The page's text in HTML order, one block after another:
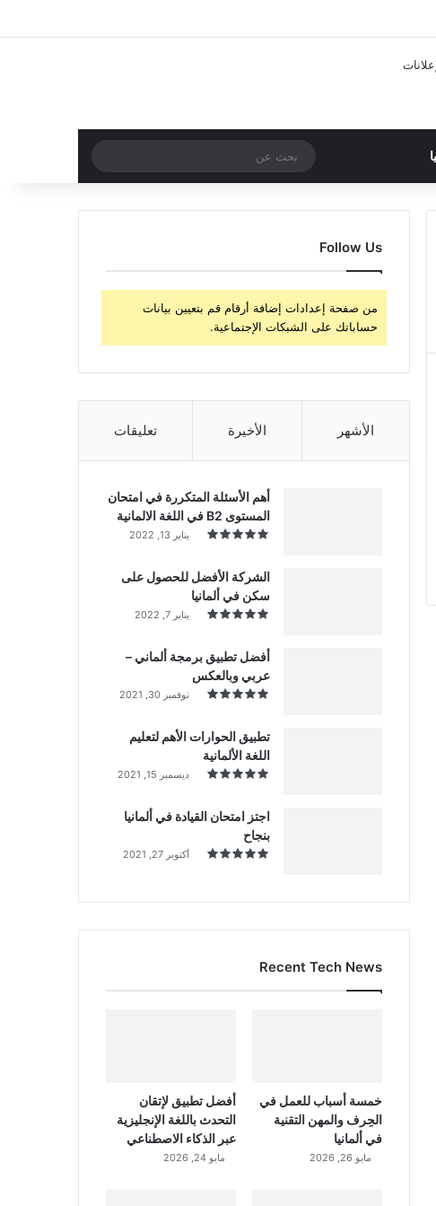
مقال عشوائي
عن
Follow Us
من صفحة إعدادات إضافة أرقام قم بتعيين بيانات
حساباتك على الشبكات الإجتماعية.
الأشهر الأخيرة تعليقات
أهم الأسئلة المتكررة في امتحان
المستوى B2 في اللغة الالمانية
يناير 13, 2022
الشركة الأفضل للحصول على
سكن في ألمانيا
يناير 7, 2022
أفضل تطبيق برمجة ألماني –
عربي وبالعكس
نوفمبر 30, 2021
تطبيق الحوارات الأهم لتعليم
اللغة الألمانية
ديسمبر 15, 2021
اجتز امتحان القيادة في ألمانيا
بنجاح
أكتوبر 27, 2021
Recent Tech News
خمسة أسباب للعمل في
الحِرف والمهن التقنية
في ألمانيا
مايو 26, 2026
أفضل تطبيق لإتقان
التحدث باللغة الإنجليزية
عبر الذكاء الاصطناعي
مايو 24, 2026